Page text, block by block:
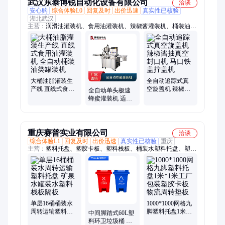
武汉东泰博锐自动化设备有限公司
洽谈
安心购
综合体验L0 回复及时 出价迅速
真实性已核验
湖北武汉
主营： 润滑油灌装机、食用油灌装机、辣椒酱灌装机、桶装油类
罐装机、液体灌装机、粉剂灌装机、颗粒灌装机、灌装生产线、
封口机、真空旋盖机、牛肉酱灌装机、粉剂包装机、颗粒包装
机、包装机、全自动包装机、全自动灌装机、贴标机、旋盖机、
压盖机
大桶油脂灌装生
产线 直线式食用
全自动单头极速
蜂蜜灌装机 适用
全自动追踪式真
空旋盖机 辣椒酱
重庆赛普实业有限公司
洽谈
综合体验L1
回复及时 出价迅速 真实性已核验 重庆
主营： 塑料托盘、塑胶卡板、塑料栈板、桶装水塑料托盘、塑胶
托盘、塑胶网格托盘、塑胶垫仓板、塑料垫仓板、塑料卡板、塑
料卡板箱、卡板箱、叉车托盘、塑料叉车托盘、塑胶叉车托盘、
叉车周转箱、网格卡板箱、封闭卡板箱、蓝色卡板箱、灰色卡板
箱、川字网格塑料托盘、塑料周转箱、塑料圆桶加药箱搅拌桶腌
制桶水箱储罐、EU物流箱工具收纳箱物流塑料箱餐具周转箱
单层16桶桶装水
周转运输塑料托
中间脚踏式60L塑
料环卫垃圾桶 分
1000*1000网格九
脚塑料托盘1米*1